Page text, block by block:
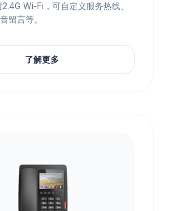
Wi-Fi，可自定义服务热线、
留言等。
了解更多